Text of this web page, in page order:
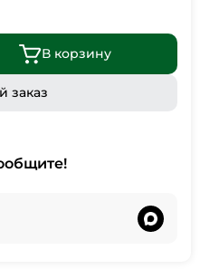
В корзину
заказ